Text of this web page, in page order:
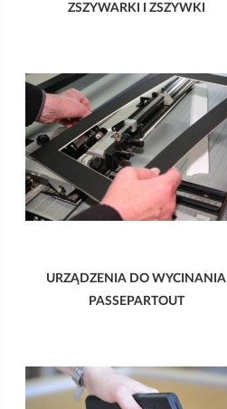
ZSZYWARKI I ZSZYWKI
URZĄDZENIA DO WYCINANIA
PASSEPARTOUT